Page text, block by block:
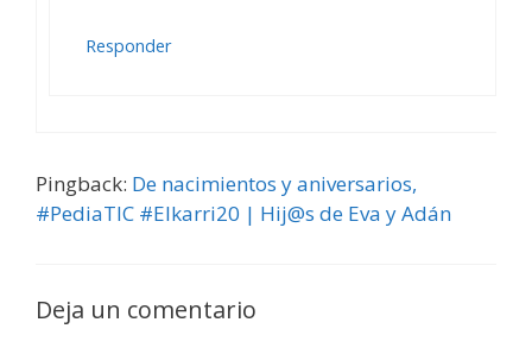
Responder
Pingback: De nacimientos y aniversarios,
#PediaTIC #Elkarri20 | Hij@s de Eva y Adán
Deja un comentario